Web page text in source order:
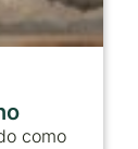
como